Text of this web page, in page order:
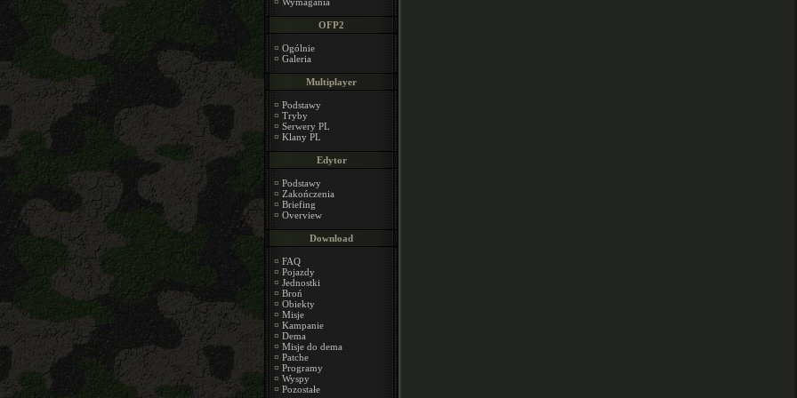
OFP2
¤ Ogólnie
¤ Galeria
Multiplayer
¤ Podstawy
¤ Tryby
¤ Serwery PL
¤ Klany PL
Edytor
¤ Podstawy
¤ Zakończenia
¤ Briefing
¤ Overview
Download
¤ FAQ
¤ Pojazdy
¤ Jednostki
¤ Broń
¤ Obiekty
¤ Misje
¤ Kampanie
¤ Dema
¤ Misje do dema
¤ Patche
¤ Programy
¤ Wyspy
¤ Pozostałe